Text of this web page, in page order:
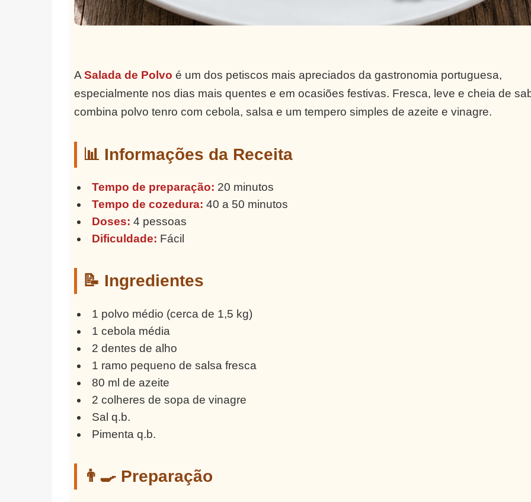
A Salada de Polvo é um dos petiscos mais apreciados da gastronomia portuguesa,
especialmente nos dias mais quentes e em ocasiões festivas. Fresca, leve e cheia de
combina polvo tenro com cebola, salsa e um tempero simples de azeite e vinagre.
📊 Informações da Receita
Tempo de preparação: 20 minutos
Tempo de cozedura: 40 a 50 minutos
Doses: 4 pessoas
Dificuldade: Fácil
📝 Ingredientes
1 polvo médio (cerca de 1,5 kg)
1 cebola média
2 dentes de alho
1 ramo pequeno de salsa fresca
80 ml de azeite
2 colheres de sopa de vinagre
Sal q.b.
Pimenta q.b.
👨‍🍳 Preparação